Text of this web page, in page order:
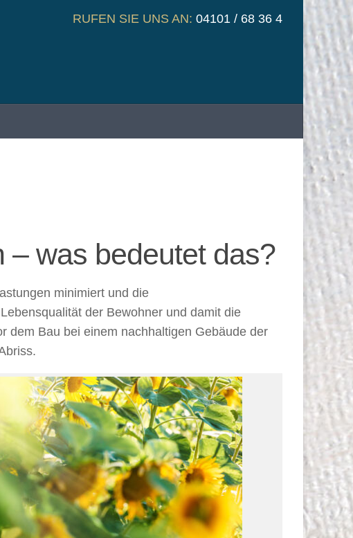
RUFEN SIE UNS AN: 04101 / 68 36 4
– was bedeutet das?
minimiert und die
der Bewohner und damit die
dem Bau bei einem nachhaltigen Gebäude der